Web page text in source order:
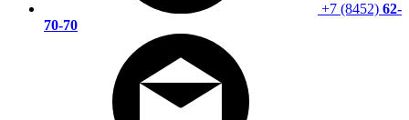
+7 (8452) 62-
70-70